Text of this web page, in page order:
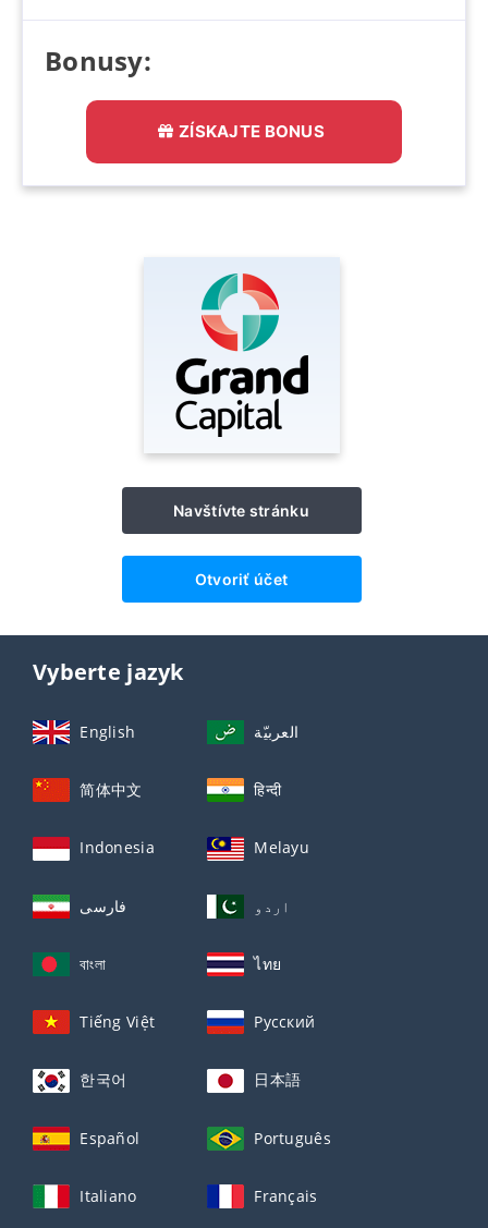
Bonusy:
ZÍSKAJTE BONUS
Navštívte stránku
Otvoriť účet
Vyberte jazyk
English العربيّة
简体中文 हिन्दी
Indonesia Melayu
فارسی اردو
বাংলা ไทย
Tiếng Việt Русский
한국어 日本語
Español Português
Italiano Français